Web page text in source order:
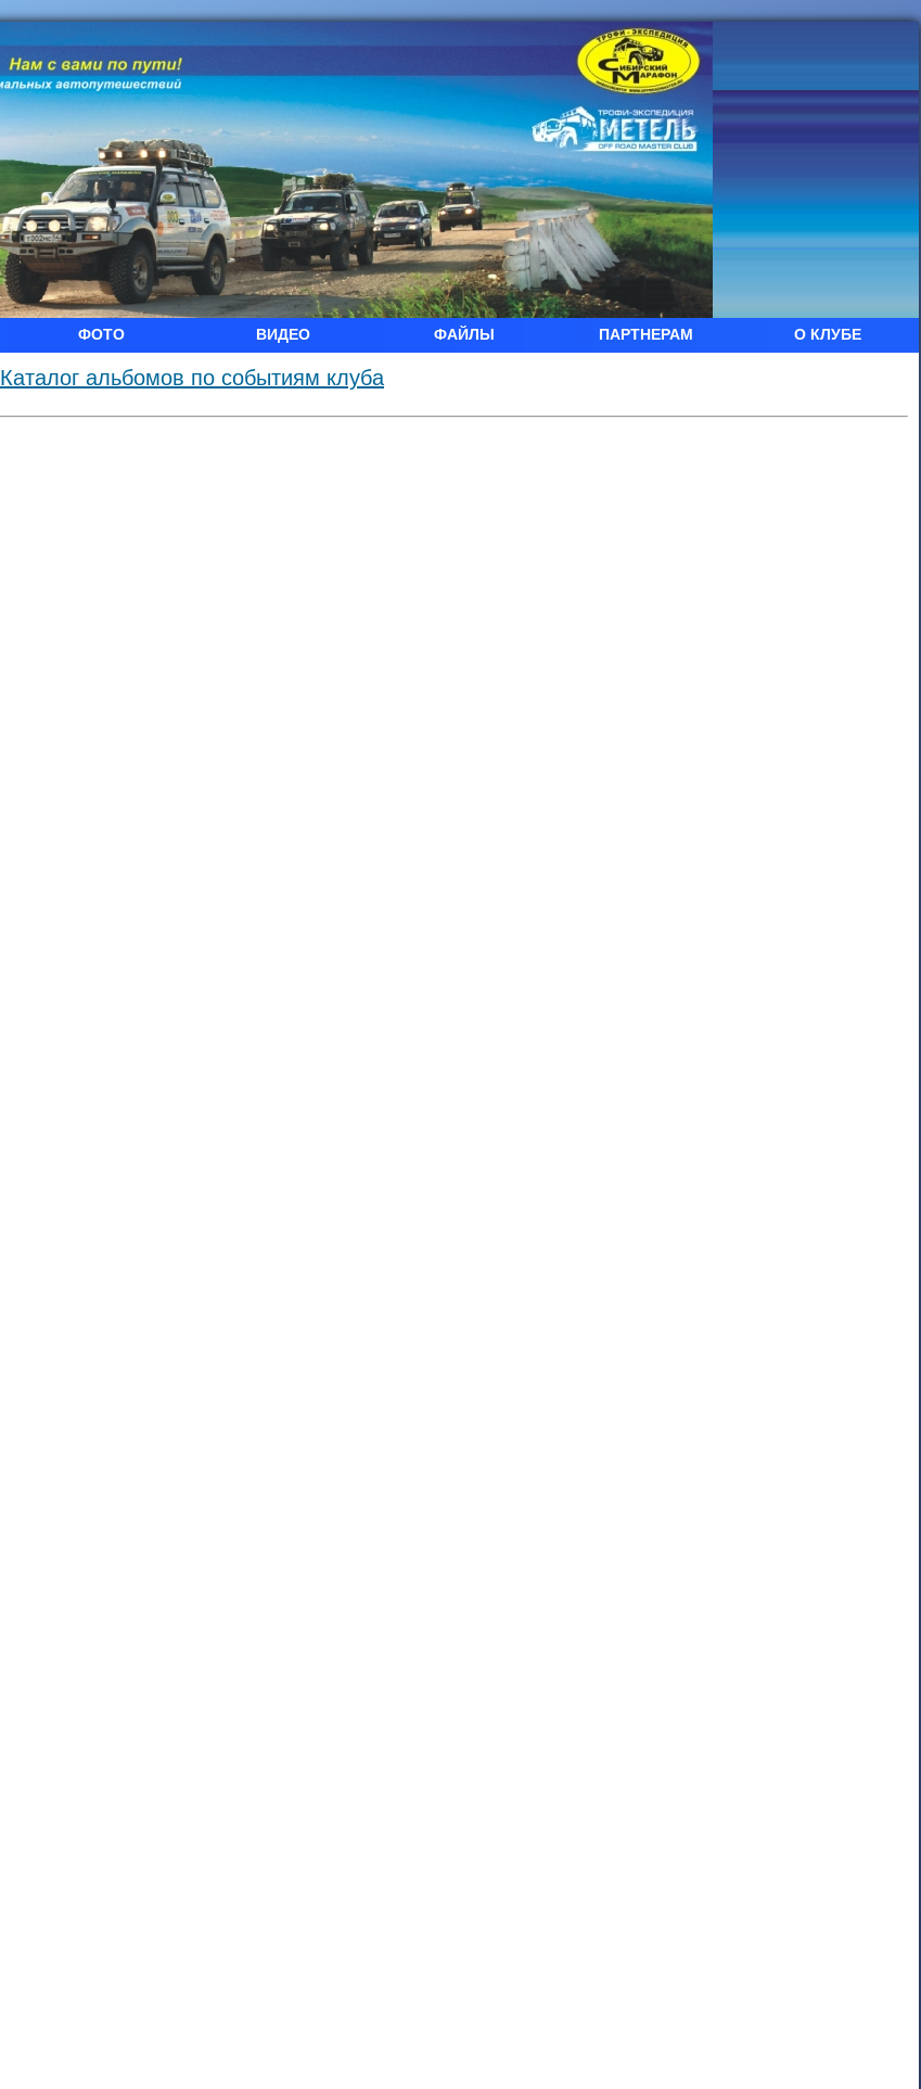
ФОТО ВИДЕО ФАЙЛЫ ПАРТНЕРАМ О КЛУБЕ
Каталог альбомов по событиям клуба